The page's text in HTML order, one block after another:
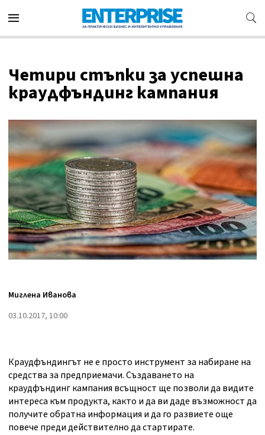
Четири стъпки за успешна
краудфъндинг кампания
Миглена Иванова
03.10.2017, 10:00
Краудфъндингът не е просто инструмент за набиране на
средства за предприемачи. Създаването на
краудфъндинг кампания всъщност ще позволи да видите
интереса към продукта, както и да ви даде възможност да
получите обратна информация и да го развиете още
повече преди действително да стартирате.